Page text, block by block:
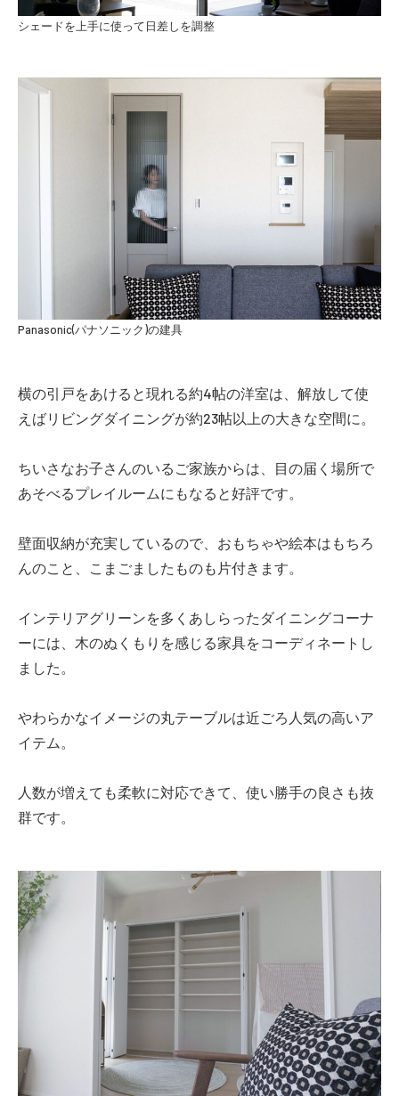
シェードを上手に使って日差しを調整
Panasonic(パナソニック)の建具
横の引戸をあけると現れる約4帖の洋室は、解放して使
えばリビングダイニングが約23帖以上の大きな空間に。
ちいさなお子さんのいるご家族からは、目の届く場所で
あそべるプレイルームにもなると好評です。
壁面収納が充実しているので、おもちゃや絵本はもちろ
んのこと、こまごましたものも片付きます。
インテリアグリーンを多くあしらったダイニングコーナ
ーには、木のぬくもりを感じる家具をコーディネートし
ました。
やわらかなイメージの丸テーブルは近ごろ人気の高いア
イテム。
人数が増えても柔軟に対応できて、使い勝手の良さも抜
群です。